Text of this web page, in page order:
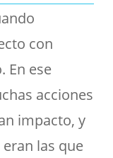
con
En ese
acciones
impacto, y
las que